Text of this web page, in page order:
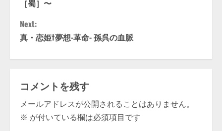
n
t
i
n
u
e
［蜀］〜
Next:
真・恋姫†夢想-革命- 孫呉の血脈
コメントを残す
メールアドレスが公開されることはありません。
※ が付いている欄は必須項目です